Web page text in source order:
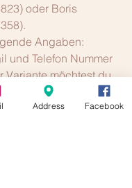
oder Boris
Angaben:
und Telefon Nummer
Variante möchtest du
-  WE-Workshop /
oder Kombi
Address Facebook